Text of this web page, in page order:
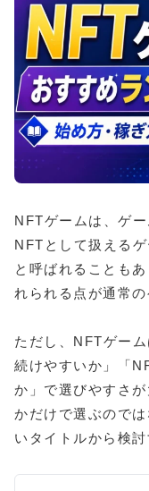
NFTゲームは、ゲ
NFTとして扱える
と呼ばれることも
れられる点が通常の
ただし、NFTゲー
続けやすいか」「
か」で選びやすさ
かだけで選ぶので
いタイトルから検